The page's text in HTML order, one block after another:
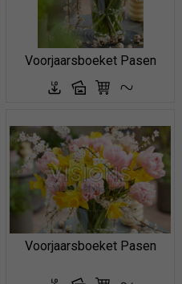
Voorjaarsboeket Pasen
Voorjaarsboeket Pasen